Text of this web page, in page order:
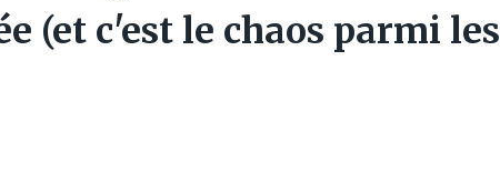
(et c'est le chaos parmi les